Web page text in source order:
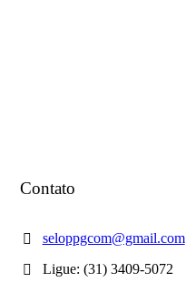
Contato
seloppgcom@gmail.com
Ligue: (31) 3409-5072